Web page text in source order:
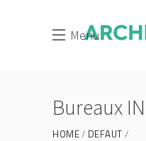
Menu
Bureaux
HOME
DEFAUT